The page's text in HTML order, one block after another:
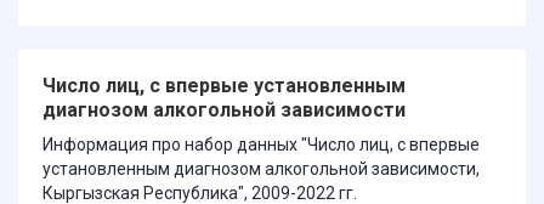
Число лиц, с впервые установленным
диагнозом алкогольной зависимости
Информация про набор данных "Число лиц, с впервые
установленным диагнозом алкогольной зависимости,
Кыргызская Республика", 2009-2022 гг.